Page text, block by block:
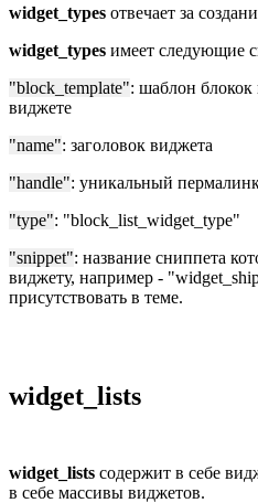
widget_types отвечает за
widget_types имеет следующие
"block_template": шаблон блокок
виджете
"name": заголовок виджета
"handle": уникальный
"type": "block_list_widget_type"
"snippet": название сниппета
виджету, например -
присутствовать в теме.
widget_lists
widget_lists содержит в себе
в себе массивы виджетов.